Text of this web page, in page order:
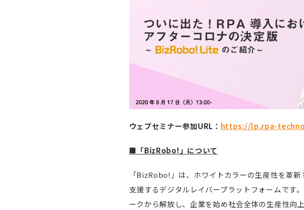
ウェブセミナー参加URL ： https://lp.rpa-
■「BizRobo!」について
「BizRobo!」は、ホワイトカラーの生産性を革
支援するデジタルレイバープラットフォームです
ークから解放し、企業を始め社会全体の生産性向